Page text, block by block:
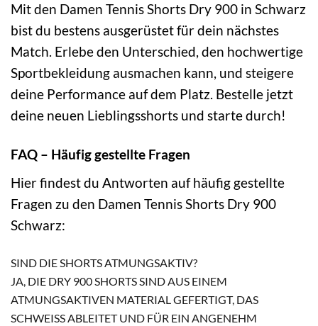
Mit den Damen Tennis Shorts Dry 900 in Schwarz
bist du bestens ausgerüstet für dein nächstes
Match. Erlebe den Unterschied, den hochwertige
Sportbekleidung ausmachen kann, und steigere
deine Performance auf dem Platz. Bestelle jetzt
deine neuen Lieblingsshorts und starte durch!
FAQ – Häufig gestellte Fragen
Hier findest du Antworten auf häufig gestellte
Fragen zu den Damen Tennis Shorts Dry 900
Schwarz:
SIND DIE SHORTS ATMUNGSAKTIV?
JA, DIE DRY 900 SHORTS SIND AUS EINEM
ATMUNGSAKTIVEN MATERIAL GEFERTIGT, DAS
SCHWEISS ABLEITET UND FÜR EIN ANGENEHM T